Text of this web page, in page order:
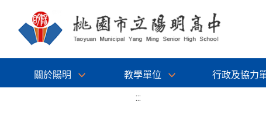
關於陽明 教學單位 行政及協力
:::